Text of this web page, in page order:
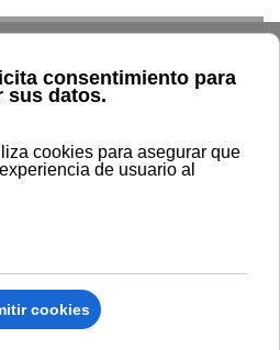
Audiovisuales Comunicación